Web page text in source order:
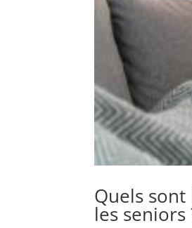
Quels
les seniors